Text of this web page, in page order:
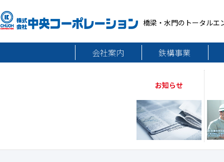
橋梁・水門のトータルエ
会社案内 鉄構事業
お知らせ